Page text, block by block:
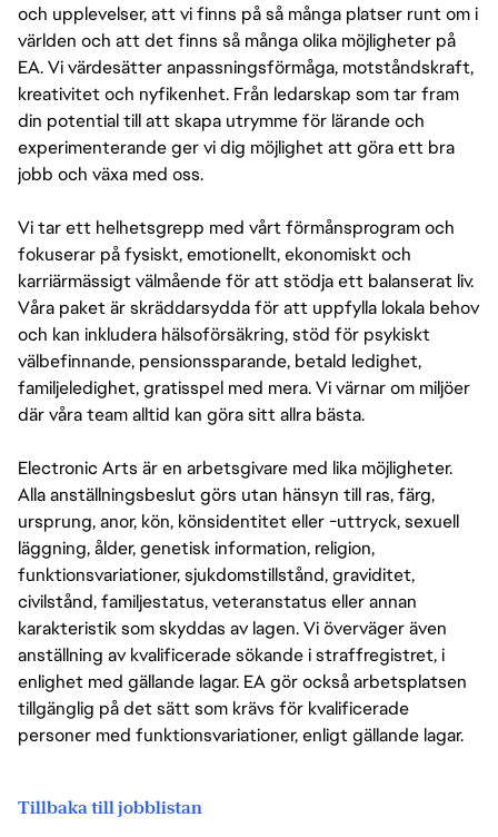
och upplevelser, att vi finns på så många platser runt om i
världen och att det finns så många olika möjligheter på
EA. Vi värdesätter anpassningsförmåga, motståndskraft,
kreativitet och nyfikenhet. Från ledarskap som tar fram
din potential till att skapa utrymme för lärande och
experimenterande ger vi dig möjlighet att göra ett bra
jobb och växa med oss.
Vi tar ett helhetsgrepp med vårt förmånsprogram och
fokuserar på fysiskt, emotionellt, ekonomiskt och
karriärmässigt välmående för att stödja ett balanserat liv.
Våra paket är skräddarsydda för att uppfylla lokala behov
och kan inkludera hälsoförsäkring, stöd för psykiskt
välbefinnande, pensionssparande, betald ledighet,
familjeledighet, gratisspel med mera. Vi värnar om miljöer
där våra team alltid kan göra sitt allra bästa.
Electronic Arts är en arbetsgivare med lika möjligheter.
Alla anställningsbeslut görs utan hänsyn till ras, färg,
ursprung, anor, kön, könsidentitet eller -uttryck, sexuell
läggning, ålder, genetisk information, religion,
funktionsvariationer, sjukdomstillstånd, graviditet,
civilstånd, familjestatus, veteranstatus eller annan
karakteristik som skyddas av lagen. Vi överväger även
anställning av kvalificerade sökande i straffregistret, i
enlighet med gällande lagar. EA gör också arbetsplatsen
tillgänglig på det sätt som krävs för kvalificerade
personer med funktionsvariationer, enligt gällande lagar.
Tillbaka till jobblistan